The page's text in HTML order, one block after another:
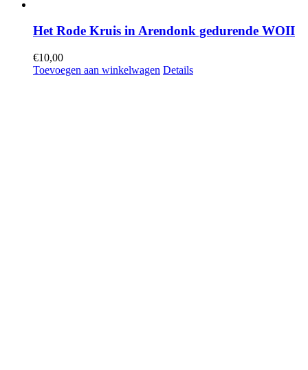
Het Rode Kruis in Arendonk gedurende WOII
€10,00
Toevoegen aan winkelwagen Details